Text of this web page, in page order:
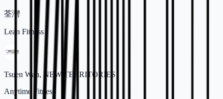
荃灣
Lean Fitness
Tsuen Wan, NEW TERRITORIES
Anytime Fitness